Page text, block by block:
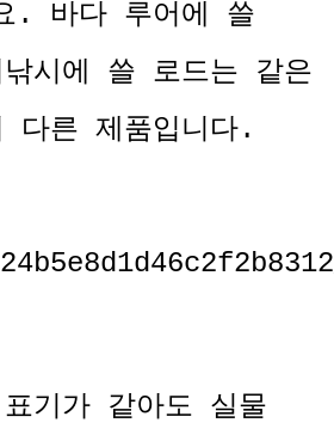
. 바다 루어에 쓸
시에 쓸 로드는 같은
다른 제품입니다.
기가 같아도 실물